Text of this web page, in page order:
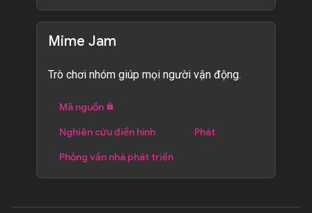
Mime Jam
Trò chơi nhóm giúp mọi người vận động.
Mã nguồn
Nghiên cứu điển hình
Phát
Phỏng vấn nhà phát triển